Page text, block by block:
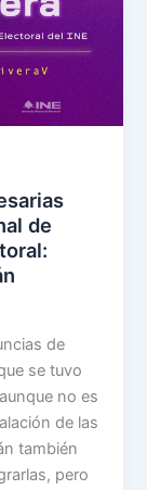
de
de
se tuvo
no es
de las
también
pero